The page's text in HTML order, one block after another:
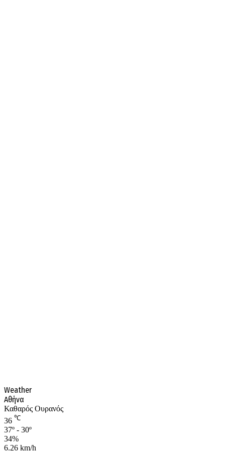
Weather
Αθήνα
Καθαρός Ουρανός
36 ℃
37º - 30º
34%
6.26 km/h